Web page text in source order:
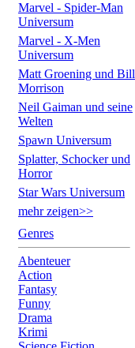
Marvel - Spider-Man
Universum
Marvel - X-Men
Universum
Matt Groening und Bill
Morrison
Neil Gaiman und seine
Welten
Spawn Universum
Splatter, Schocker und
Horror
Star Wars Universum
mehr zeigen>>
Genres
Abenteuer
Action
Fantasy
Funny
Drama
Krimi